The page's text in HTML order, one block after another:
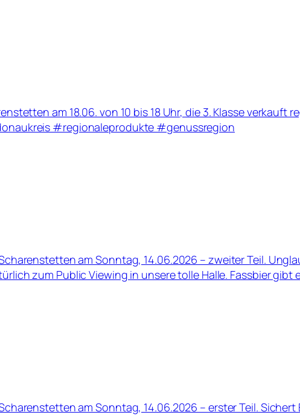
am 18.06. von 10 bis 18 Uhr, die 3. Klasse
#regionaleprodukte #genussregion
am Sonntag, 14.06.2026 – zweiter Teil.
zum Public Viewing in unsere tolle Halle. Fassbier
am Sonntag, 14.06.2026 – erster Teil.